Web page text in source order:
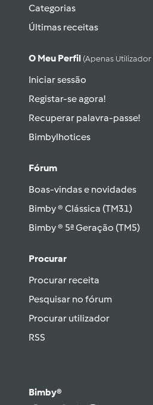
Categorias
Últimas receitas
O Meu Perfil (apenas Utilizador
Iniciar sessão
Registar-se agora!
Recuperar palavra-passe!
Bimbylhotices
Fórum
Boas-vindas e novidades
Bimby ® Clássica (TM31)
Bimby ® 5ª Geração (TM5)
Procurar
Procurar receita
Pesquisar no fórum
Procurar utilizador
RSS
Bimby®